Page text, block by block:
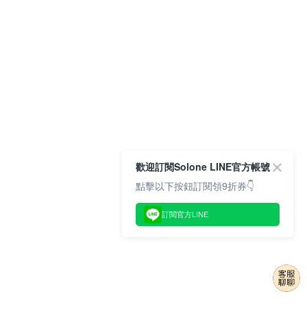
歡迎訂閱Solone LINE官方帳號
點擊以下按鈕訂閱領9折券👇
訂閱官方LINE